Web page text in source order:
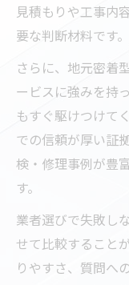
見積もりや工事内
要な判断材料です。
さらに、地元密着
ービスに強みを持
もすぐ駆けつけて
での信頼が厚い証
検・修理事例が豊
す。
業者選びで失敗し
せて比較すること
りやすさ、質問へ